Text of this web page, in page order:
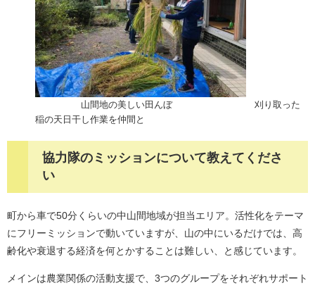
山間地の美しい田んぼ 刈り取った
稲の天日干し作業を仲間と
協力隊のミッションについて教えてくださ
い
町から車で50分くらいの中山間地域が担当エリア。活性化をテーマ
にフリーミッションで動いていますが、山の中にいるだけでは、高
齢化や衰退する経済を何とかすることは難しい、と感じています。
メインは農業関係の活動支援で、3つのグループをそれぞれサポート